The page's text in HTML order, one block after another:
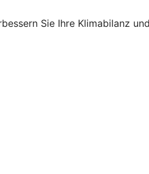
Sie Ihre Klimabilanz